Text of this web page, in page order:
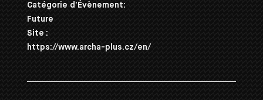
Catégorie d’Évènement:
Future
Site :
https://www.archa-plus.cz/en/